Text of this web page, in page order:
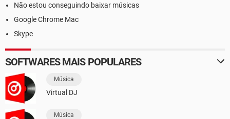
Não estou conseguindo baixar músicas
Google Chrome Mac
Skype
SOFTWARES MAIS POPULARES
Música
Virtual DJ
Música